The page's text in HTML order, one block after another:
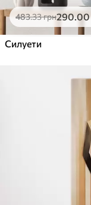
483.33грн290.00
Силуети